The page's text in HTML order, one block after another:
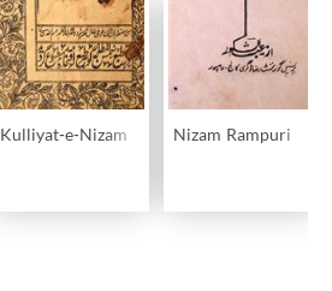
Kulliyat-e-Nizam Nizam Rampuri